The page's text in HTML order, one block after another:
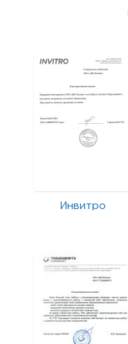
Инвитро